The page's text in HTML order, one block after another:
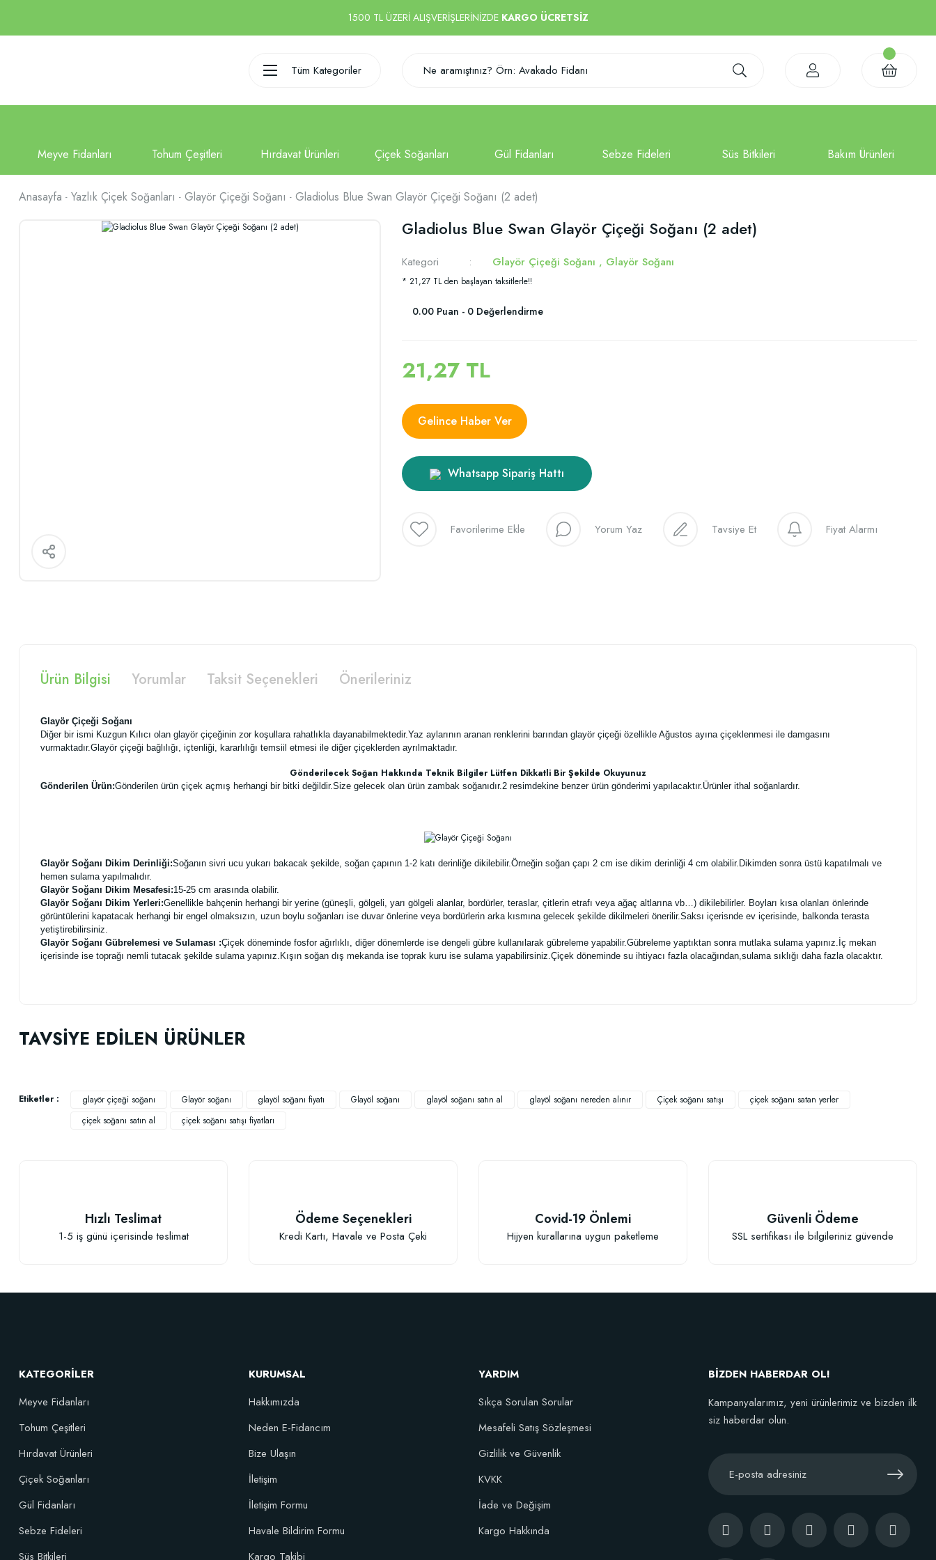
1500 TL ÜZERİ ALIŞVERİŞLERİNİZDE KARGO ÜCRETSİZ
Tüm Kategoriler
Anasayfa Yazlık Çiçek Soğanları Glayör Çiçeği Soğanı Gladiolus Blue Swan Glayör Çiçeği Soğanı (2 adet)
Gladiolus Blue Swan Glayör Çiçeği Soğanı (2 adet)
Kategori Glayör Çiçeği Soğanı , Glayör Soğanı
* 21,27 TL den başlayan taksitlerle!!
0.00 Puan - 0 Değerlendirme
21,27 TL
Gelince Haber Ver
Whatsapp Sipariş Hattı
Yorum Yaz Tavsiye Et Fiyat Alarmı
Ürün Bilgisi Yorumlar Taksit Seçenekleri Önerileriniz
Glayör Çiçeği Soğanı
Diğer bir ismi Kuzgun Kılıcı olan glayör çiçeğinin zor koşullara rahatlıkla dayanabilmektedir.Yaz aylarının aranan renklerini barından glayör çiçeği özellikle Ağustos ayına çiçeklenmesi ile damgasını
vurmaktadır.Glayör çiçeği bağlılığı, içtenliği, kararlılığı temsiil etmesi ile diğer çiçeklerden ayrılmaktadır.
Gönderilecek Soğan Hakkında Teknik Bilgiler Lütfen Dikkatli Bir Şekilde Okuyunuz
Gönderilen Ürün:Gönderilen ürün çiçek açmış herhangi bir bitki değildir.Size gelecek olan ürün zambak soğanıdır.2 resimdekine benzer ürün gönderimi yapılacaktır.Ürünler ithal soğanlardır.
Glayör Soğanı Dikim Derinliği:Soğanın sivri ucu yukarı bakacak şekilde, soğan çapının 1-2 katı derinliğe dikilebilir.Örneğin soğan çapı 2 cm ise dikim derinliği 4 cm olabilir.Dikimden sonra üstü kapatılmalı ve
hemen sulama yapılmalıdır.
Glayör Soğanı Dikim Mesafesi:15-25 cm arasında olabilir.
Glayör Soğanı Dikim Yerleri:Genellikle bahçenin herhangi bir yerine (güneşli, gölgeli, yarı gölgeli alanlar, bordürler, teraslar, çitlerin etrafı veya ağaç altlarına vb…) dikilebilirler. Boyları kısa olanları önlerinde
görüntülerini kapatacak herhangi bir engel olmaksızın, uzun boylu soğanları ise duvar önlerine veya bordürlerin arka kısmına gelecek şekilde dikilmeleri önerilir.Saksı içerisnde ev içerisinde, balkonda terasta
yetiştirebilirsiniz.
Glayör Soğanı Gübrelemesi ve Sulaması :Çiçek döneminde fosfor ağırlıklı, diğer dönemlerde ise dengeli gübre kullanılarak gübreleme yapabilir.Gübreleme yaptıktan sonra mutlaka sulama yapınız.İç mekan
içerisinde ise toprağı nemli tutacak şekilde sulama yapınız.Kışın soğan dış mekanda ise toprak kuru ise sulama yapabilirsiniz.Çiçek döneminde su ihtiyacı fazla olacağından,sulama sıklığı daha fazla olacaktır.
Ürün bilgilerinde hatalar bulunuyor.
Ürün fiyatı diğer sitelerden daha pahalı.
TAVSİYE EDİLEN ÜRÜNLER
Güllerin İçin Besin (1000 gram)
111,33 TL
Çiçek Soğanları İçin Özel Karışım Çiçek Soğanı Dikim Gübresi (50 Soğan İçin)
Etiketler : glayör çiçeği soğanı Glayör soğanı glayöl soğanı fiyatı Glayöl soğanı glayöl soğanı satın al glayöl soğanı nereden alınır Çiçek soğanı satışı
çiçek soğanı satan yerler
çiçek soğanı satın al
çiçek soğanı satışı fiyatları
Hızlı Teslimat
1-5 iş günü içerisinde teslimat
Ödeme Seçenekleri
Kredi Kartı, Havale ve Posta Çeki
Covid-19 Önlemi
Hijyen kurallarına uygun paketleme
Güvenli Ödeme
SSL sertifikası ile bilgileriniz güvende
KATEGORİLER
Meyve Fidanları
Tohum Çeşitleri
Hırdavat Ürünleri
Çiçek Soğanları
Gül Fidanları
Sebze Fideleri
Süs Bitkileri
KURUMSAL
Hakkımızda
Neden E-Fidancım
Bize Ulaşın
İletişim
İletişim Formu
Havale Bildirim Formu
Kargo Takibi
YARDIM
Sıkça Sorulan Sorular
Mesafeli Satış Sözleşmesi
Gizlilik ve Güvenlik
KVKK
İade ve Değişim
Kargo Hakkında
BİZDEN HABERDAR OL!
Kampanyalarımız, yeni ürünlerimiz ve bizden ilk
siz haberdar olun.